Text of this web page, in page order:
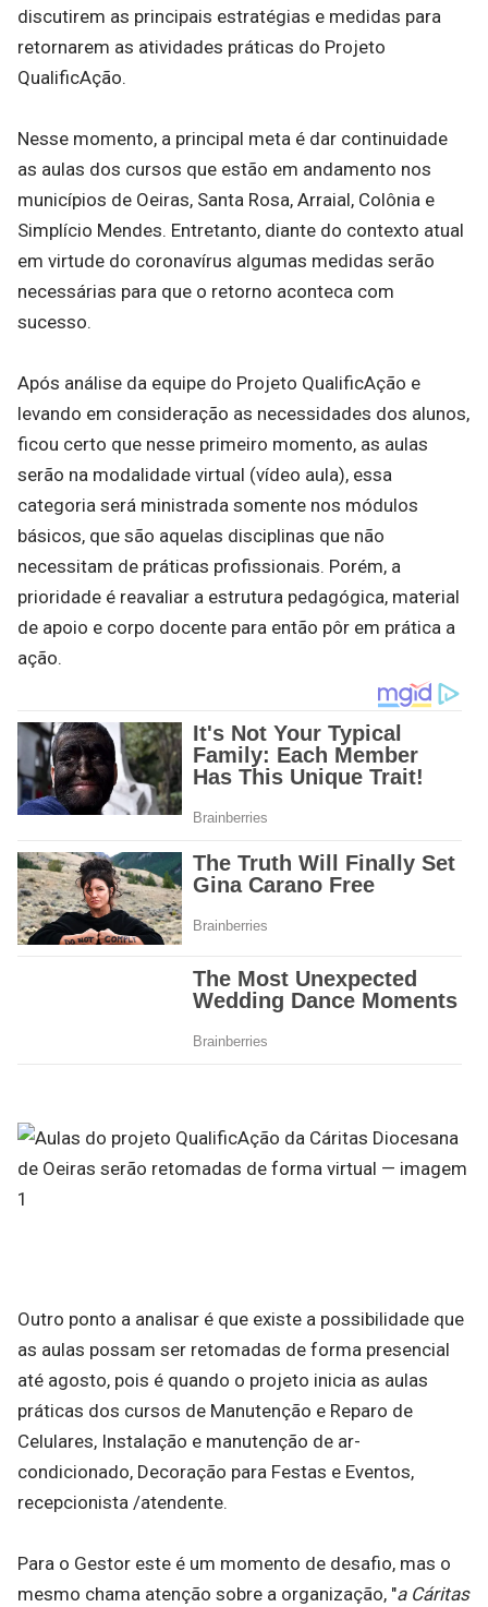
discutirem as principais estratégias e medidas para
retornarem as atividades práticas do Projeto
QualificAção.
Nesse momento, a principal meta é dar continuidade
as aulas dos cursos que estão em andamento nos
municípios de Oeiras, Santa Rosa, Arraial, Colônia e
Simplício Mendes. Entretanto, diante do contexto atual
em virtude do coronavírus algumas medidas serão
necessárias para que o retorno aconteca com
sucesso.
Após análise da equipe do Projeto QualificAção e
levando em consideração as necessidades dos alunos,
ficou certo que nesse primeiro momento, as aulas
serão na modalidade virtual (vídeo aula), essa
categoria será ministrada somente nos módulos
básicos, que são aquelas disciplinas que não
necessitam de práticas profissionais. Porém, a
prioridade é reavaliar a estrutura pedagógica, material
de apoio e corpo docente para então pôr em prática a
ação.
Outro ponto a analisar é que existe a possibilidade que
as aulas possam ser retomadas de forma presencial
até agosto, pois é quando o projeto inicia as aulas
práticas dos cursos de Manutenção e Reparo de
Celulares, Instalação e manutenção de ar-
condicionado, Decoração para Festas e Eventos,
recepcionista /atendente.
Para o Gestor este é um momento de desafio, mas o
mesmo chama atenção sobre a organização, "a Cáritas